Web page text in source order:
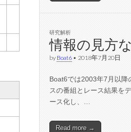
研究解析
情報の見方
by Boat6 • 2018年7月20日
Boat6では2003年7月以降
スの番組とレース結果を
ース化し、…
Read more →